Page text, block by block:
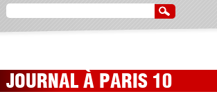
JOURNAL À PARIS 10